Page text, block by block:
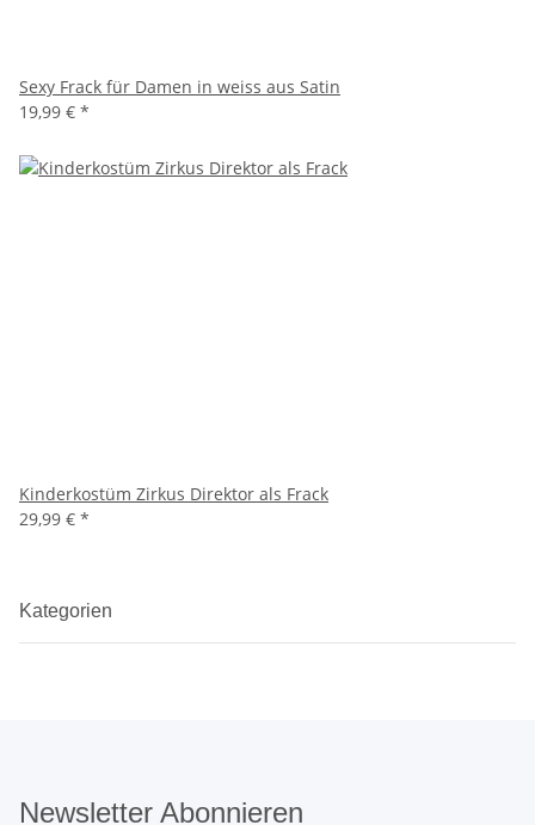
Sexy Frack für Damen in weiss aus Satin
19,99 € *
Kinderkostüm Zirkus Direktor als Frack
29,99 € *
Kategorien
Newsletter Abonnieren